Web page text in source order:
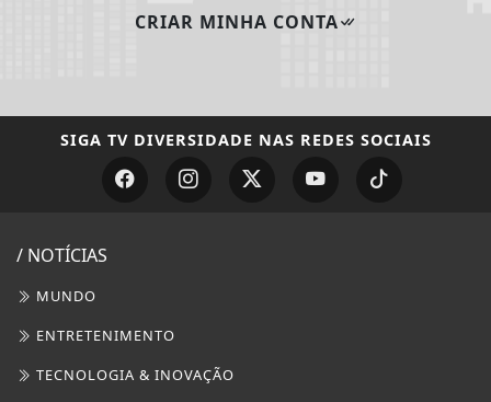
CRIAR MINHA CONTA
SIGA TV DIVERSIDADE NAS REDES SOCIAIS
/ NOTÍCIAS
MUNDO
ENTRETENIMENTO
TECNOLOGIA & INOVAÇÃO